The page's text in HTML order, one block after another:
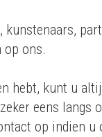
kunstenaars,
op ons.
hebt, kunt u
eens langs
op indien u